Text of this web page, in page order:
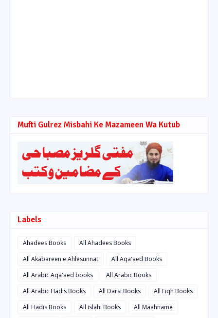
Mufti Gulrez Misbahi Ke Mazameen Wa Kutub
Labels
Ahadees Books
All Ahadees Books
All Akabareen e Ahlesunnat
All Aqa'aed Books
All Arabic Aqa'aed books
All Arabic Books
All Arabic Hadis Books
All Darsi Books
All Fiqh Books
All Hadis Books
All islahi Books
All Maahname